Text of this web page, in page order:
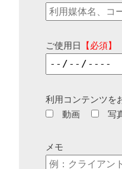
ご使用日 【必須】
利用コンテンツを
動画
写
メモ